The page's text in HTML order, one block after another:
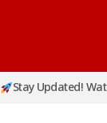
Stay Updated!